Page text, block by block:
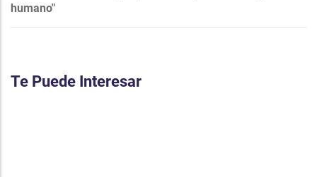
humano"
Te Puede Interesar